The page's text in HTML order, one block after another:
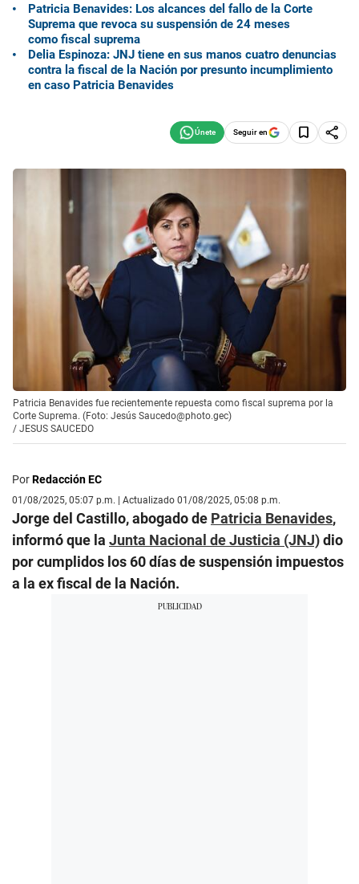
Patricia Benavides: Los alcances del fallo de la Corte
Suprema que revoca su suspensión de 24 meses
como fiscal suprema
Delia Espinoza: JNJ tiene en sus manos cuatro denuncias
contra la fiscal de la Nación por presunto incumplimiento
en caso Patricia Benavides
Seguir en
Patricia Benavides fue recientemente repuesta como fiscal suprema por la
Corte Suprema. (Foto: Jesús Saucedo@photo.gec)
/ JESUS SAUCEDO
PorRedacción EC
01/08/2025, 05:07 p.m. | Actualizado 01/08/2025, 05:08 p.m.
Jorge del Castillo, abogado de Patricia Benavides,
informó que la Junta Nacional de Justicia (JNJ)dio
por cumplidos los 60 días de suspensión impuestos
a la ex fiscal de la Nación.